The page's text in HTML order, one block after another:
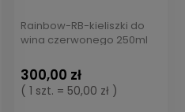
Rainbow-RB-kieliszki do
wina czerwonego 250ml
300,00 zł
( 1 szt. = 50,00 zł )